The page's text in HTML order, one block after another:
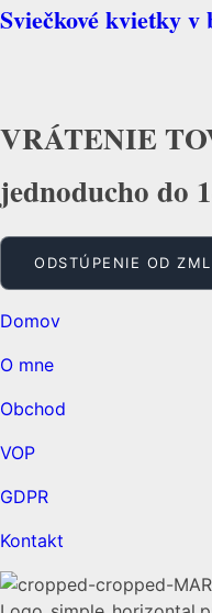
Sviečkové kvietky v
VRÁTENIE
jednoducho do
ODSTÚPENIE OD
Domov
O mne
Obchod
VOP
GDPR
Kontakt